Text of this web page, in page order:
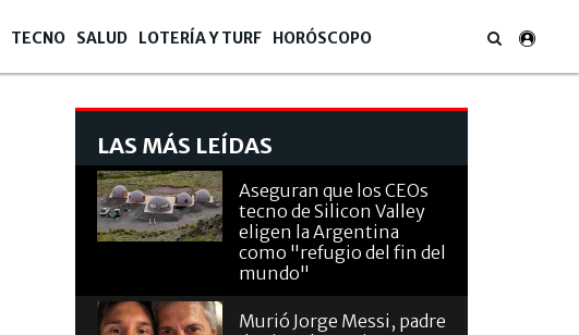
TECNO SALUD LOTERÍA Y TURF HORÓSCOPO
LAS MÁS LEÍDAS
Aseguran que los CEOs
tecno de Silicon Valley
eligen la Argentina
como "refugio del fin del
mundo"
Murió Jorge Messi, padre